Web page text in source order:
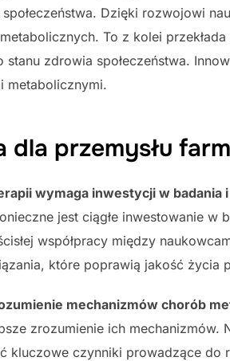
Dzięki rozwojowi
To z kolei
stanu zdrowia społeczeństwa.
metabolicznymi.
dla przemysłu
wymaga inwestycji w badania
jest ciągłe inwestowanie
współpracy między
które poprawią jakość życia
mechanizmów chorób
zrozumienie ich
kluczowe czynniki prowadzące